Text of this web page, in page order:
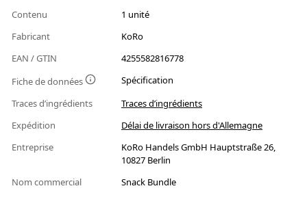
Contenu
1 unité
Fabricant
KoRo
EAN / GTIN
4255582816778
Fiche de données
Spécification
Traces d’ingrédients
Traces d’ingrédients
Expédition
Délai de livraison hors d'Allemagne
Entreprise
KoRo Handels GmbH Hauptstraße 26,
10827 Berlin
Nom commercial
Snack Bundle